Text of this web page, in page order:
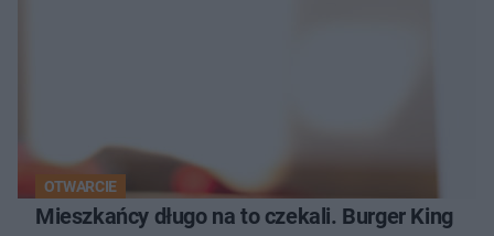
OTWARCIE
Mieszkańcy długo na to czekali. Burger King